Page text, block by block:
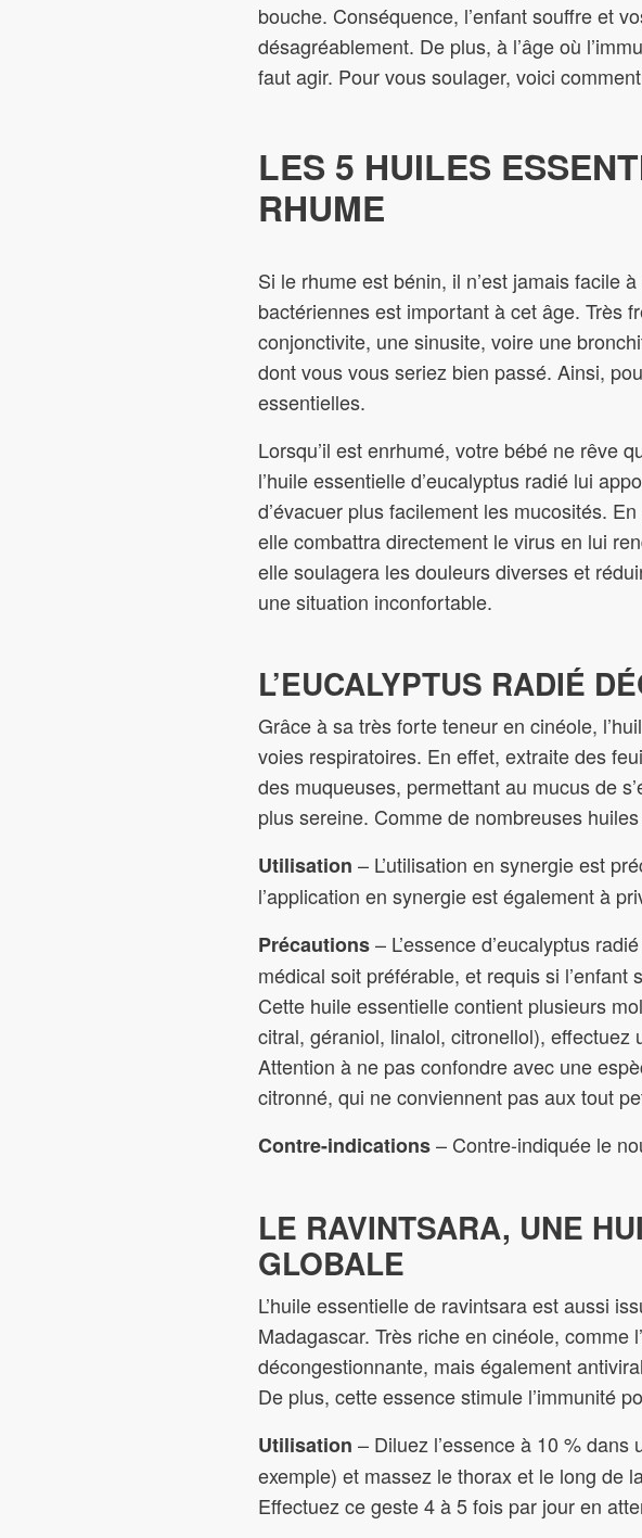
bouche. Conséquence, l’enfant souffre et
désagréablement. De plus, à l’âge où
faut agir. Pour vous soulager, voici
LES 5 HUILES
RHUME
Si le rhume est bénin, il n’est jamais facile
bactériennes est important à cet âge. Très
conjonctivite, une sinusite, voire une
dont vous vous seriez bien passé. Ainsi,
essentielles.
Lorsqu’il est enrhumé, votre bébé ne rêve
l’huile essentielle d’eucalyptus radié lui
d’évacuer plus facilement les mucosités.
elle combattra directement le virus en lui
elle soulagera les douleurs diverses et
une situation inconfortable.
L’EUCALYPTUS RADIÉ
Grâce à sa très forte teneur en cinéole,
voies respiratoires. En effet, extraite des
des muqueuses, permettant au mucus de
plus sereine. Comme de nombreuses
Utilisation – L’utilisation en synergie est
l’application en synergie est également à
Précautions– L’essence d’eucalyptus
médical soit préférable, et requis si l’enfant
Cette huile essentielle contient plusieurs
citral, géraniol, linalol, citronellol),
Attention à ne pas confondre avec une
citronné, qui ne conviennent pas aux tout
Contre-indications– Contre-indiquée le
LE RAVINTSARA, UNE
GLOBALE
L’huile essentielle de ravintsara est aussi
Madagascar. Très riche en cinéole,
décongestionnante, mais également
De plus, cette essence stimule l’immunité
Utilisation – Diluez l’essence à 10 %
exemple) et massez le thorax et le long de
Effectuez ce geste 4 à 5 fois par jour en